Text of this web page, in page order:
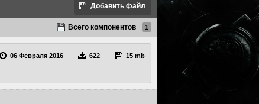
Добавить файл
Всего компонентов 1
15 mb
622
06 Февраля 2016